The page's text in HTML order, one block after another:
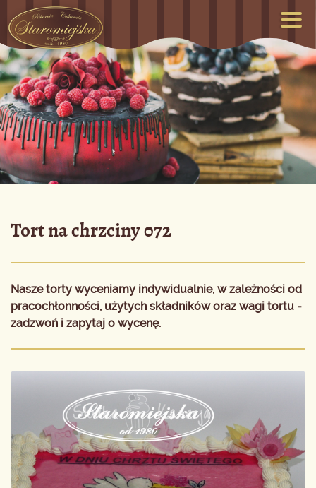
Tort na chrzciny 072
Nasze torty wyceniamy indywidualnie, w zależności od
pracochłonności, użytych składników oraz wagi tortu -
zadzwoń i zapytaj o wycenę.